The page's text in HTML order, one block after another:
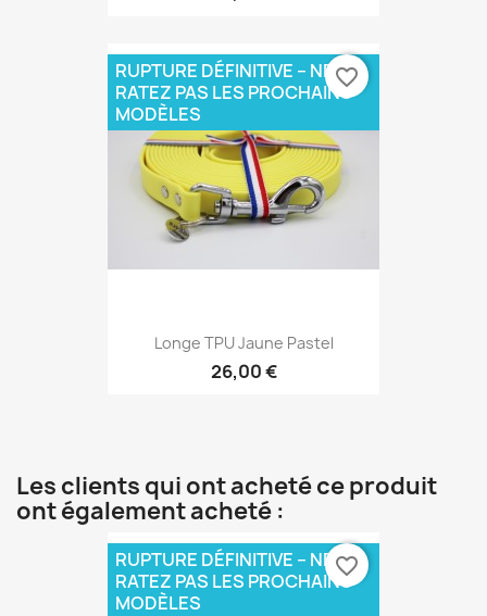
Longe TPU Jaune Pastel
26,00 €
RUPTURE DÉFINITIVE – NE
RATEZ PAS LES PROCHAINS
MODÈLES
favorite_border
Les clients qui ont acheté ce produit
ont également acheté :
RUPTURE DÉFINITIVE – NE
RATEZ PAS LES PROCHAINS
MODÈLES
favorite_border